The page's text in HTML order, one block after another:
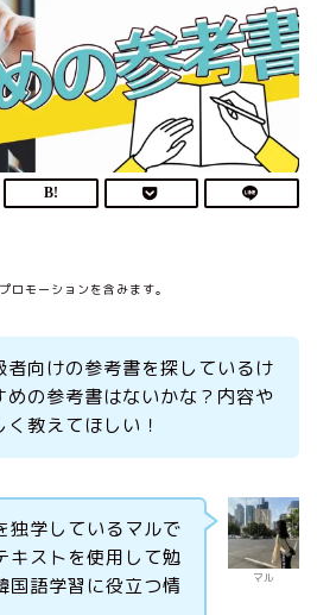
ロモーションを含みます。
者向けの参考書を探しているけ
めの参考書はないかな？内容や
教えてほしい！
マル
独学しているマルで
キストを使用して勉
国語学習に役立つ情